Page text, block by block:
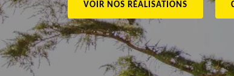
VOIR NOS RÉALISATIONS